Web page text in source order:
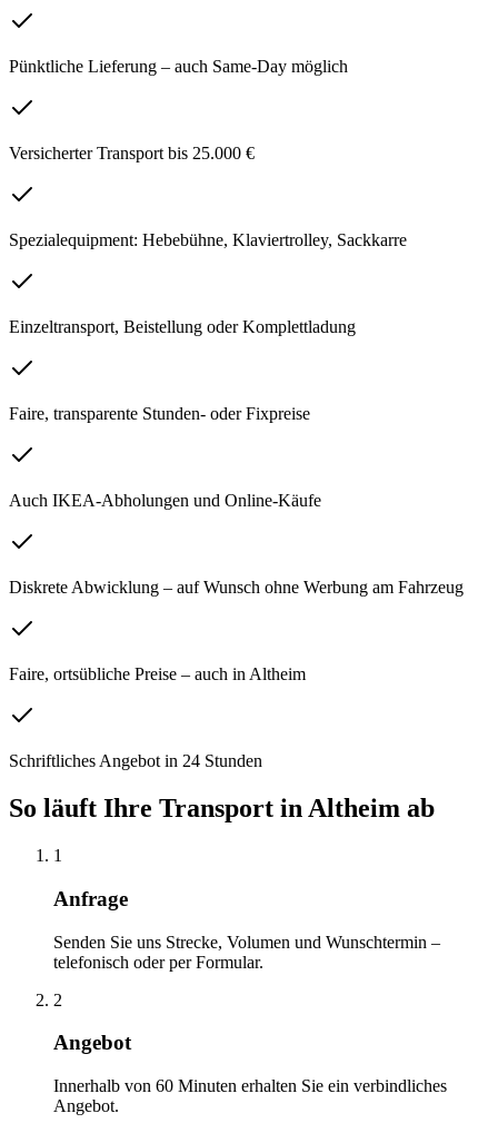
Pünktliche Lieferung – auch Same-Day möglich
Versicherter Transport bis 25.000 €
Spezialequipment: Hebebühne, Klaviertrolley, Sackkarre
Einzeltransport, Beistellung oder Komplettladung
Faire, transparente Stunden- oder Fixpreise
Auch IKEA-Abholungen und Online-Käufe
Diskrete Abwicklung – auf Wunsch ohne Werbung am Fahrzeug
Faire, ortsübliche Preise – auch in Altheim
Schriftliches Angebot in 24 Stunden
So läuft Ihre Transport inAltheim ab
1
Anfrage
Senden Sie uns Strecke, Volumen und Wunschtermin –
telefonisch oder per Formular.
2
Angebot
Innerhalb von 60 Minuten erhalten Sie ein verbindliches
Angebot.